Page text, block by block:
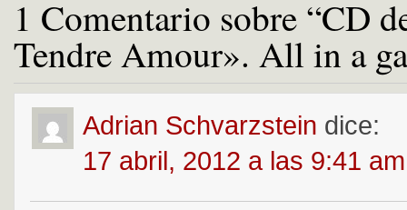
1 Comentario sobre “CD
Tendre Amour». All in a
Adrian Schvarzstein dice:
17 abril, 2012 a las 9:41 am